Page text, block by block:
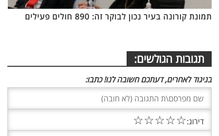
תמונת קורונה בעיר נכון לבוקר זה: 890 חולים פעילים
תגובות הגולשים:
בניגוד לאחרים, דעתכם חשובה לנו! כתבו:
דירוג:☆
☆
☆
☆
☆